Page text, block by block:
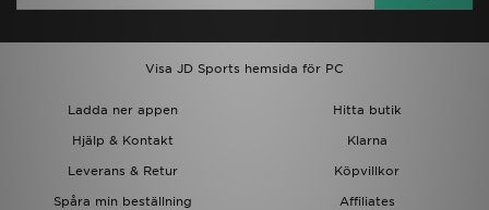
Visa JD Sports hemsida för PC
Ladda ner appen
Hitta butik
Hjälp & Kontakt
Klarna
Leverans & Retur
Köpvillkor
Spåra min beställning
Affiliates